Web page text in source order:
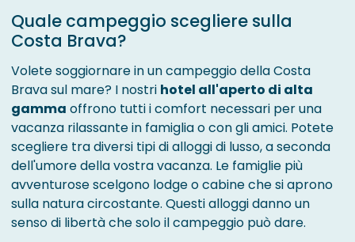
Quale campeggio scegliere sulla
Costa Brava?
Volete soggiornare in un campeggio della Costa
Brava sul mare? I nostri hotel all'aperto di alta
gamma offrono tutti i comfort necessari per una
vacanza rilassante in famiglia o con gli amici. Potete
scegliere tra diversi tipi di alloggi di lusso, a seconda
dell'umore della vostra vacanza. Le famiglie più
avventurose scelgono lodge o cabine che si aprono
sulla natura circostante. Questi alloggi danno un
senso di libertà che solo il campeggio può dare.